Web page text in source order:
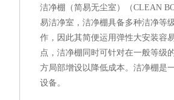
洁净棚（简易无尘室）（CLEAN
易洁净室，洁净棚具备多种洁净等
作，因此其简便运用弹性大安装容
点，洁净棚同时可针对在一般等级
方局部增设以降低成本。洁净棚是
设备。